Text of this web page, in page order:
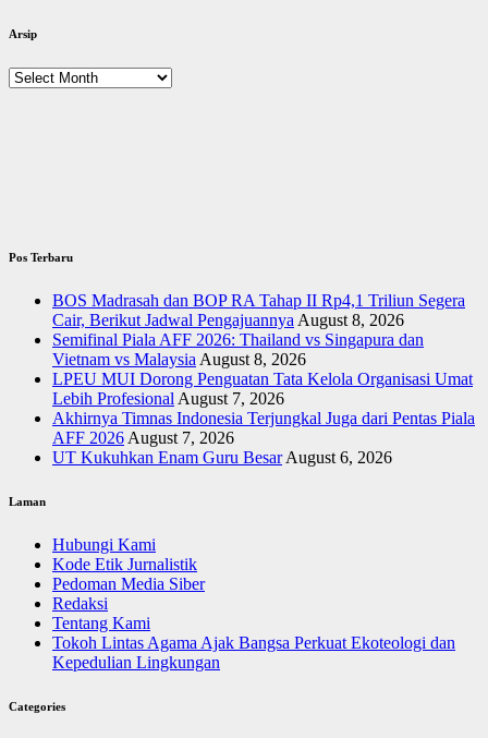
Arsip
Arsip
Pos Terbaru
BOS Madrasah dan BOP RA Tahap II Rp4,1 Triliun Segera
Cair, Berikut Jadwal Pengajuannya August 8, 2026
Semifinal Piala AFF 2026: Thailand vs Singapura dan
Vietnam vs Malaysia August 8, 2026
LPEU MUI Dorong Penguatan Tata Kelola Organisasi Umat
Lebih Profesional August 7, 2026
Akhirnya Timnas Indonesia Terjungkal Juga dari Pentas Piala
AFF 2026 August 7, 2026
UT Kukuhkan Enam Guru Besar August 6, 2026
Laman
Hubungi Kami
Kode Etik Jurnalistik
Pedoman Media Siber
Redaksi
Tentang Kami
Tokoh Lintas Agama Ajak Bangsa Perkuat Ekoteologi dan
Kepedulian Lingkungan
Categories